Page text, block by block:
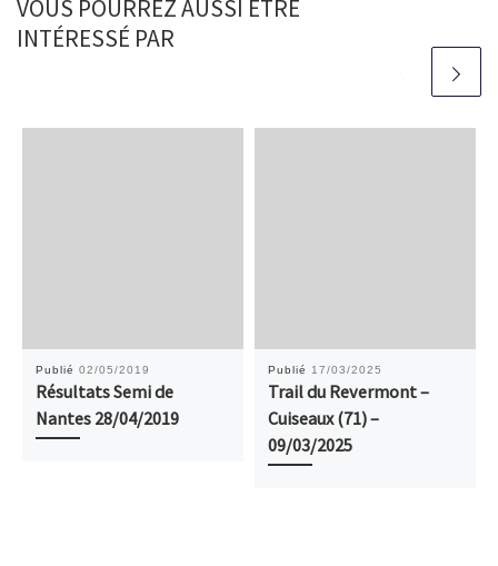
VOUS POURREZ AUSSI ÊTRE
INTÉRESSÉ PAR
Publié 02/05/2019
Résultats Semi de
Nantes 28/04/2019
Publié 17/03/2025
Trail du Revermont –
Cuiseaux (71) –
09/03/2025